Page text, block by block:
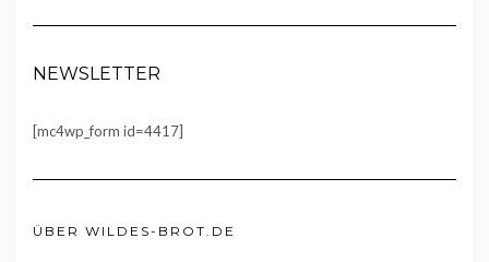
NEWSLETTER
[mc4wp_form id=4417]
ÜBER WILDES-BROT.DE